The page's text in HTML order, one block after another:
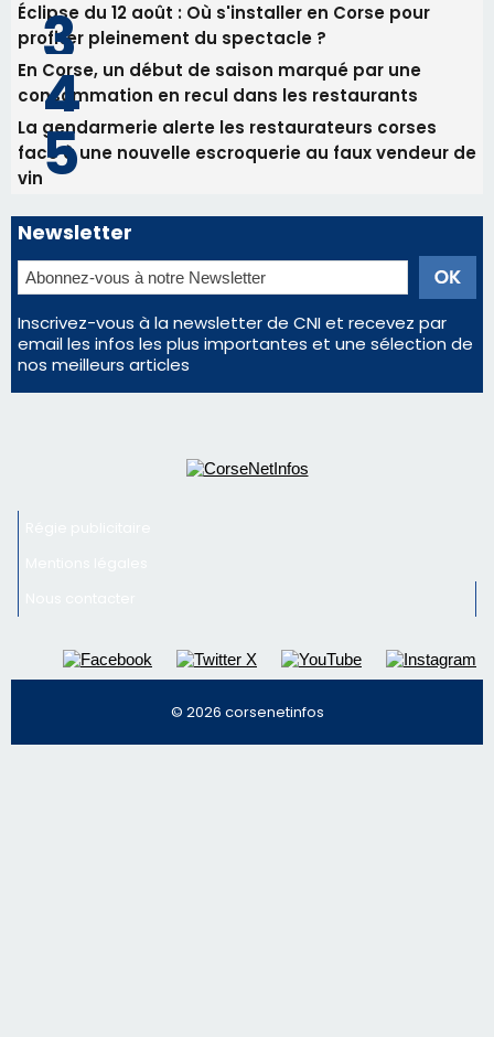
Éclipse du 12 août : Où s'installer en Corse pour
profiter pleinement du spectacle ?
En Corse, un début de saison marqué par une
consommation en recul dans les restaurants
La gendarmerie alerte les restaurateurs corses
face à une nouvelle escroquerie au faux vendeur de
vin
Newsletter
Inscrivez-vous à la newsletter de CNI et recevez par
email les infos les plus importantes et une sélection de
nos meilleurs articles
© 2026 corsenetinfos